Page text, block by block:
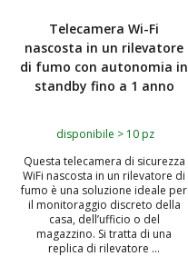
Telecamera Wi-Fi
nascosta in un rilevatore
di fumo con autonomia in
standby fino a 1 anno
disponibile > 10 pz
Questa telecamera di sicurezza
WiFi nascosta in un rilevatore di
fumo è una soluzione ideale per
il monitoraggio discreto della
casa, dell’ufficio o del
magazzino. Si tratta di una
replica di rilevatore ...